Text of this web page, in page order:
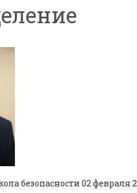
безопасности 02 февраля